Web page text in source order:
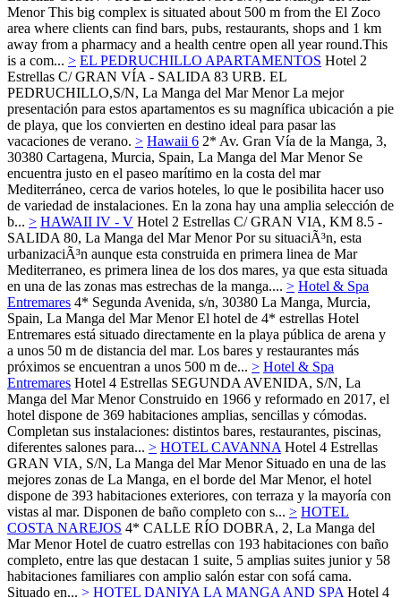
Menor This big complex is situated about 500 m from the El Zoco
area where clients can find bars, pubs, restaurants, shops and 1 km
away from a pharmacy and a health centre open all year round.This
is a com... > EL PEDRUCHILLO APARTAMENTOS Hotel 2
Estrellas C/ GRAN VÍA - SALIDA 83 URB. EL
PEDRUCHILLO,S/N, La Manga del Mar Menor La mejor
presentación para estos apartamentos es su magnífica ubicación a pie
de playa, que los convierten en destino ideal para pasar las
vacaciones de verano. > Hawaii 6 2* Av. Gran Vía de la Manga, 3,
30380 Cartagena, Murcia, Spain, La Manga del Mar Menor Se
encuentra justo en el paseo marítimo en la costa del mar
Mediterráneo, cerca de varios hoteles, lo que le posibilita hacer uso
de variedad de instalaciones. En la zona hay una amplia selección de
b... > HAWAII IV - V Hotel 2 Estrellas C/ GRAN VIA, KM 8.5 -
SALIDA 80, La Manga del Mar Menor Por su situaciÃ³n, esta
urbanizaciÃ³n aunque esta construida en primera linea de Mar
Mediterraneo, es primera linea de los dos mares, ya que esta situada
en una de las zonas mas estrechas de la manga.... > Hotel & Spa
Entremares 4* Segunda Avenida, s/n, 30380 La Manga, Murcia,
Spain, La Manga del Mar Menor El hotel de 4* estrellas Hotel
Entremares está situado directamente en la playa pública de arena y
a unos 50 m de distancia del mar. Los bares y restaurantes más
próximos se encuentran a unos 500 m de... > Hotel & Spa
Entremares Hotel 4 Estrellas SEGUNDA AVENIDA, S/N, La
Manga del Mar Menor Construido en 1966 y reformado en 2017, el
hotel dispone de 369 habitaciones amplias, sencillas y cómodas.
Completan sus instalaciones: distintos bares, restaurantes, piscinas,
diferentes salones para... > HOTEL CAVANNA Hotel 4 Estrellas
GRAN VIA, S/N, La Manga del Mar Menor Situado en una de las
mejores zonas de La Manga, en el borde del Mar Menor, el hotel
dispone de 393 habitaciones exteriores, con terraza y la mayoría con
vistas al mar. Disponen de baño completo con s... > HOTEL
COSTA NAREJOS 4* CALLE RÍO DOBRA, 2, La Manga del
Mar Menor Hotel de cuatro estrellas con 193 habitaciones con baño
completo, entre las que destacan 1 suite, 5 amplias suites junior y 58
habitaciones familiares con amplio salón estar con sofá cama.
Situado en... > HOTEL DANIYA LA MANGA AND SPA Hotel 4